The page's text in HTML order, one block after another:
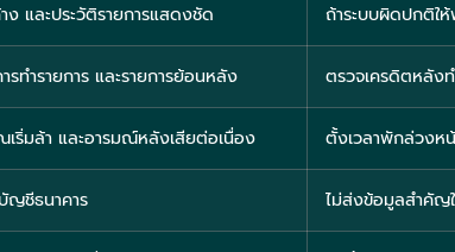
ง และประวัติรายการแสดงชัด ถ้าระบบผิดปกติใ
รทำรายการ และรายการย้อนหลัง ตรวจเครดิตหลัง
ริ่มล้า และอารมณ์หลังเสียต่อเนื่อง ตั้งเวลาพักล่วงห
ญชีธนาคาร ไม่ส่งข้อมูลสำคัญ